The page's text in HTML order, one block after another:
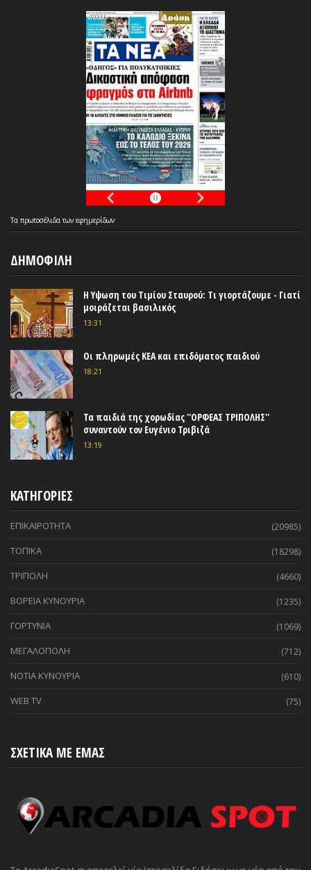
Τα πρωτοσέλιδατων εφημερίδων
ΔΗΜΟΦΙΛΗ
Η Υψωση του Τιμίου Σταυρού: Τι γιορτάζουμε - Γιατί
μοιράζεται βασιλικός
13:31
Οι πληρωμές ΚΕΑ και επιδόματος παιδιού
18:21
Τα παιδιά της χορωδίας ''ΟΡΦΕΑΣ ΤΡΙΠΟΛΗΣ''
συναντούν τον Ευγένιο Τριβιζά
13:19
ΚΑΤΗΓΟΡΙΕΣ
ΕΠΙΚΑΙΡΟΤΗΤΑ (20985)
ΤΟΠΙΚΑ (18298)
ΤΡΙΠΟΛΗ (4660)
ΒΟΡΕΙΑ ΚΥΝΟΥΡΙΑ (1235)
ΓΟΡΤΥΝΙΑ (1069)
ΜΕΓΑΛΟΠΟΛΗ (712)
ΝΟΤΙΑ ΚΥΝΟΥΡΙΑ (610)
WEB TV (75)
ΣΧΕΤΙΚΑ ΜΕ ΕΜΑΣ